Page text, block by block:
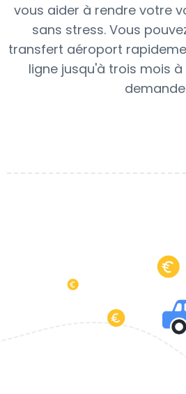
vous aider à rendre votre
sans stress. Vous
transfert aéroport
ligne jusqu'à trois mois